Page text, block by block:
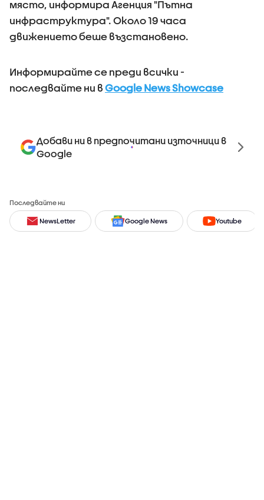
място, информира Агенция "Пътна
инфраструктура". Около 19 часа
движението беше възстановено.
Информирайте се преди всички -
последвайте ни в Google News Showcase
Добави ни в предпочитани източници в
Google
Последвайте ни
NewsLetter Google News Youtube